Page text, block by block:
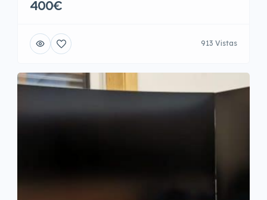
400€
913 Vistas